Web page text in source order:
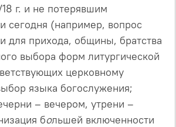
г. и не потерявшим
сегодня (например, вопрос
для прихода, общины, братства
выбора форм литургической
церковному
языка богослужения;
– вечером, утрени –
большей включенности